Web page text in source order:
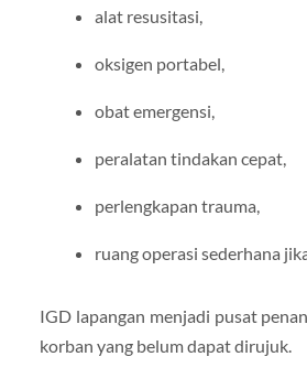
alat resusitasi,
oksigen portabel,
obat emergensi,
peralatan tindakan cepat,
perlengkapan trauma,
ruang operasi sederhana
IGD lapangan menjadi pusat
korban yang belum dapat dirujuk.